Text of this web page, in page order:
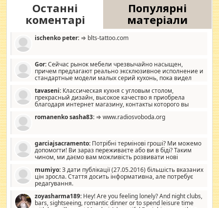
Останні
коментарі
Популярні
матеріали
ischenko peter: ⇒ blts-tattoo.com
Gor:Сейчас рынок мебели чрезвычайно насыщен,
причем предлагают реально эксклюзивное исполнение и
стандартные модели малых серий кухонь, пока видел
стандартные формы, в MebelOk, креативненько и что главное -
со вкусом все в порядке, без ненужных наворотов удорожающих
мебель, а это не последний фактор.
tavaseni: Классическая кухня с угловым столом,
прекрасный дизайн, высокое качество я приобрела
благодаря интернет магазину, контакты которого вы
romanenko sasha83: ⇒ www.radiosvoboda.org
garciajsacramento: Потрібні термінові гроші? Ми можемо
допомогти! Ви зараз переживаєте або ви в біді? Таким
чином, ми даємо вам можливість розвивати нові
допомагати людям, які намагаються дати їм шанс. Кожен
заслуговує на другий шанс, і, оскільки влада не зможе, вони
повинні приймати від інших. Для нас нема багато суми, і зрілість
витрат, а тільки узгоджених сум і нічого іншого. Не чекайте і не
коментуйте цей пост. Введіть суму, яку ви хочете подати, і ми
mumiyo:З дати публікації (27.05.2016) більшість вказаних
цін зросла. Стаття досить інформативна, але потребує
редагування.
zoyasharma189: Hey! Are you feeling lonely? And night clubs,
bars, sightseeing, romantic dinner or to spend leisure time